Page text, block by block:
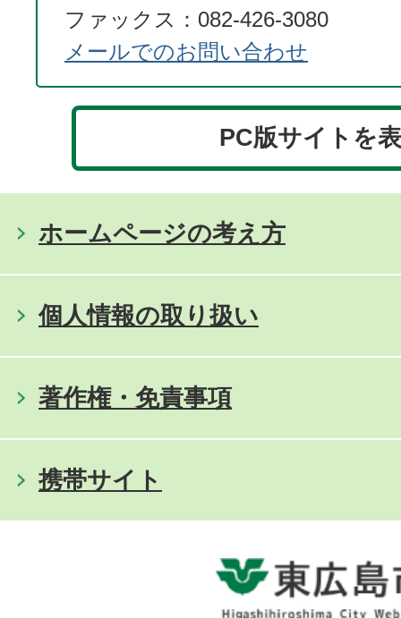
ファックス：082-426-3080
メールでのお問い合わせ
PC版サイトを
ホームページの考え方
個人情報の取り扱い
著作権・免責事項
携帯サイト